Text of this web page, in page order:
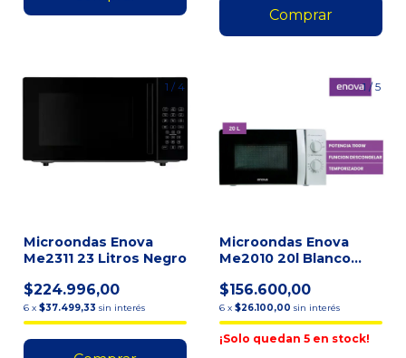
1 / 4
Microondas Enova
Me2311 23 Litros Negro
$224.996,00
6 x $37.499,33 sin interés
1 /5
Microondas Enova
Me2010 20l Blanco
$156.600,00
6 x $26.100,00 sin interés
¡Solo quedan 5 en stock!